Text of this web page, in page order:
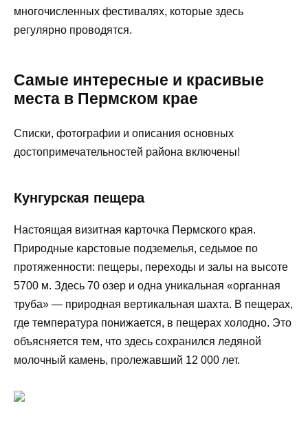
многочисленных фестивалях, которые здесь
регулярно проводятся.
Самые интересные и красивые
места в Пермском крае
Списки, фотографии и описания основных
достопримечательностей района включены!
Кунгурская пещера
Настоящая визитная карточка Пермского края.
Природные карстовые подземелья, седьмое по
протяженности: пещеры, переходы и залы на высоте
5700 м. Здесь 70 озер и одна уникальная «органная
труба» — природная вертикальная шахта. В пещерах,
где температура понижается, в пещерах холодно. Это
объясняется тем, что здесь сохранился ледяной
молочный камень, пролежавший 12 000 лет.